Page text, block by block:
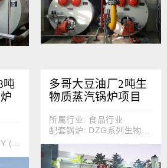
吨
多哥大豆油厂2吨生
物质蒸汽锅炉项目
所属行业: 食品行业